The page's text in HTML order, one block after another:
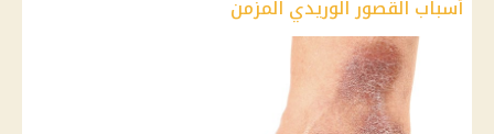
أسباب القصور الوريدي المزمن